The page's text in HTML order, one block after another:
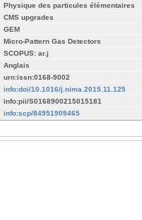
Physique des particules élémentaires
CMS upgrades
GEM
Micro-Pattern Gas Detectors
SCOPUS: ar.j
Anglais
urn:issn:0168-9002
info:doi/10.1016/j.nima.2015.11.125
info:pii/S0168900215015181
info:scp/84951909465